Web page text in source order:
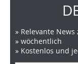
» Relevante
» wöchentlich
» Kostenlos und